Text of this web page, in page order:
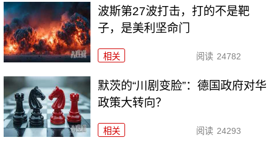
波斯第27波打击，打的不是靶
子，是美利坚命门
相关 阅读 24782
默茨的“川剧变脸”：德国政府对华
政策大转向？
相关 阅读 24293